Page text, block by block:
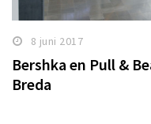
8 juni 2017
Bershka en Pull &
Breda